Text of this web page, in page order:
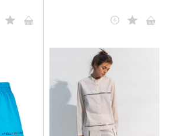
ПРИЙМІТЬ ВІД НАС
БОНУС - ЗНИЖКУ НА